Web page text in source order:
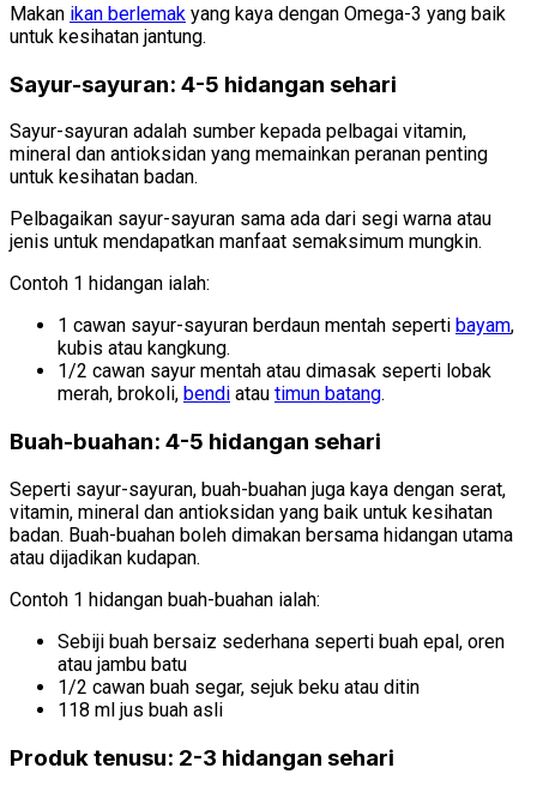
Makan ikan berlemak yang kaya dengan Omega-3 yang baik
untuk kesihatan jantung.
Sayur-sayuran: 4-5 hidangan sehari
Sayur-sayuran adalah sumber kepada pelbagai vitamin,
mineral dan antioksidan yang memainkan peranan penting
untuk kesihatan badan.
Pelbagaikan sayur-sayuran sama ada dari segi warna atau
jenis untuk mendapatkan manfaat semaksimum mungkin.
Contoh 1 hidangan ialah:
1 cawan sayur-sayuran berdaun mentah seperti bayam,
kubis atau kangkung.
1/2 cawan sayur mentah atau dimasak seperti lobak
merah, brokoli, bendi atau timun batang.
Buah-buahan: 4-5 hidangan sehari
Seperti sayur-sayuran, buah-buahan juga kaya dengan serat,
vitamin, mineral dan antioksidan yang baik untuk kesihatan
badan. Buah-buahan boleh dimakan bersama hidangan utama
atau dijadikan kudapan.
Contoh 1 hidangan buah-buahan ialah:
Sebiji buah bersaiz sederhana seperti buah epal, oren
atau jambu batu
1/2 cawan buah segar, sejuk beku atau ditin
118 ml jus buah asli
Produk tenusu: 2-3 hidangan sehari